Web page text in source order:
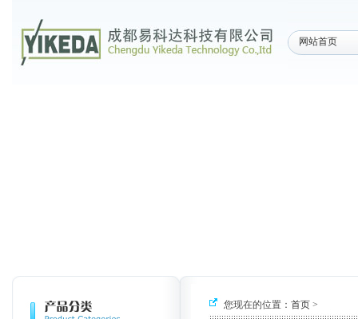
网站首页
您现在的位置： 首页 >